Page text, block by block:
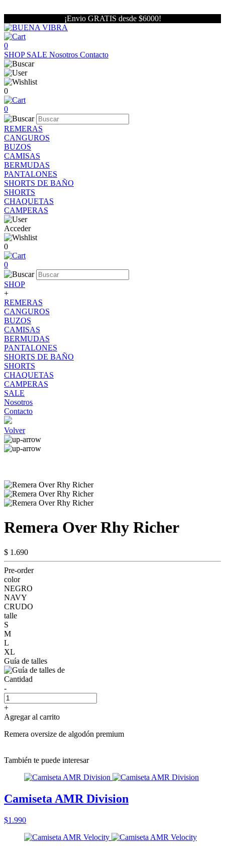
¡Envio GRATIS desde $6000!
0
SHOP SALE Nosotros Contacto
0
0
REMERAS
CANGUROS
BUZOS
CAMISAS
BERMUDAS
PANTALONES
SHORTS DE BAÑO
SHORTS
CHAQUETAS
CAMPERAS
Acceder
0
0
SHOP
+
REMERAS
CANGUROS
BUZOS
CAMISAS
BERMUDAS
PANTALONES
SHORTS DE BAÑO
SHORTS
CHAQUETAS
CAMPERAS
SALE
Nosotros
Contacto
Volver
Remera Over Rhy Richer
$ 1.690
Pre-order
color
NEGRO
NAVY
CRUDO
talle
S
M
L
XL
Guía de talles
Cantidad
-
+
Agregar al carrito
Remera oversize de algodón premium
También te puede interesar
Camiseta AMR Division
$1.990